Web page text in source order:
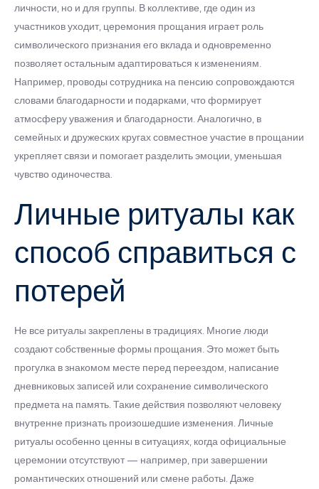
личности, но и для группы. В коллективе, где один из
участников уходит, церемония прощания играет роль
символического признания его вклада и одновременно
позволяет остальным адаптироваться к изменениям.
Например, проводы сотрудника на пенсию сопровождаются
словами благодарности и подарками, что формирует
атмосферу уважения и благодарности. Аналогично, в
семейных и дружеских кругах совместное участие в прощании
укрепляет связи и помогает разделить эмоции, уменьшая
чувство одиночества.
Личные ритуалы как
способ справиться с
потерей
Не все ритуалы закреплены в традициях. Многие люди
создают собственные формы прощания. Это может быть
прогулка в знакомом месте перед переездом, написание
дневниковых записей или сохранение символического
предмета на память. Такие действия позволяют человеку
внутренне признать произошедшие изменения. Личные
ритуалы особенно ценны в ситуациях, когда официальные
церемонии отсутствуют — например, при завершении
романтических отношений или смене работы. Даже